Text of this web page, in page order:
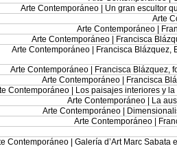
Arte Contemporáneo | Un gran escultor
Arte
Arte Contemporáneo |
Arte Contemporáneo |
Francisca
Arte Contemporáneo |
Francisca Blázquez,
Arte Contemporáneo |
Francisca Blázquez,
Arte Contemporáneo |
Francisca
Contemporáneo |
Los paisajes interiores y
Arte Contemporáneo |
La
Arte Contemporáneo |
Arte Contemporáneo |
Contemporáneo | Galería d’Art Marc Sabata